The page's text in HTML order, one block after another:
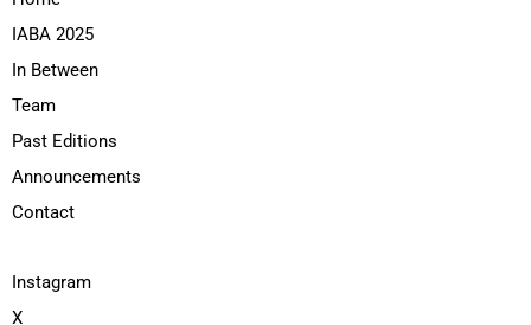
IABA 2025
In Between
Team
Past Editions
Announcements
Contact
Instagram
X